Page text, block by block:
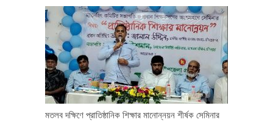
মতলব দক্ষিণে প্রাতিষ্ঠানিক শিক্ষার মানোন্নয়ন শীর্ষক সেমিনার